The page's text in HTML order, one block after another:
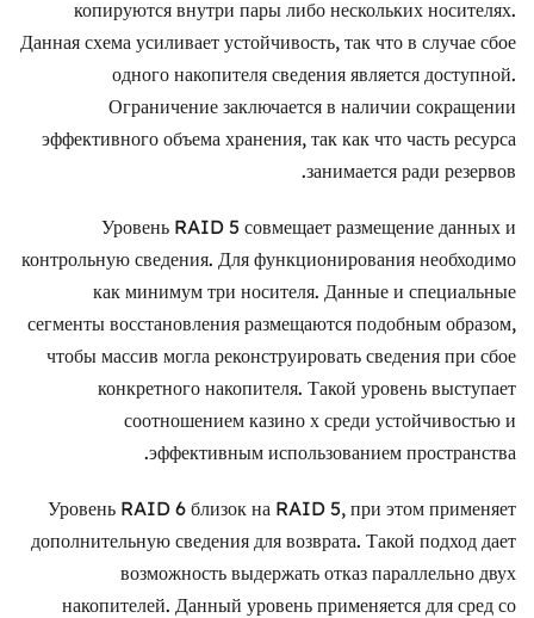
копируются внутри пары либо нескольких носителях.
Данная схема усиливает устойчивость, так что в случае сбое
одного накопителя сведения является доступной.
Ограничение заключается в наличии сокращении
эффективного объема хранения, так как что часть ресурса
занимается ради резервов.
Уровень RAID 5 совмещает размещение данных и
контрольную сведения. Для функционирования необходимо
как минимум три носителя. Данные и специальные
сегменты восстановления размещаются подобным образом,
чтобы массив могла реконструировать сведения при сбое
конкретного накопителя. Такой уровень выступает
соотношением казино х среди устойчивостью и
эффективным использованием пространства.
Уровень RAID 6 близок на RAID 5, при этом применяет
дополнительную сведения для возврата. Такой подход дает
возможность выдержать отказ параллельно двух
накопителей. Данный уровень применяется для сред со